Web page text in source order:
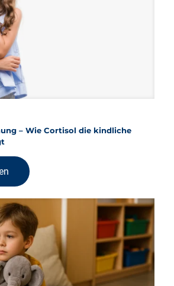
– Wie Cortisol die kindliche